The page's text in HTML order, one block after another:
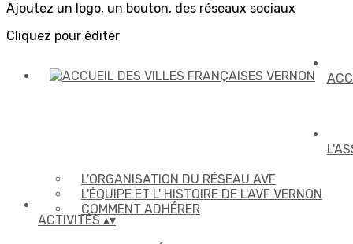
Ajoutez un logo, un bouton, des réseaux sociaux
Cliquez pour éditer
L'ORGANISATION DU RÉSEAU AVF
L'ÉQUIPE ET L' HISTOIRE DE L'AVF VERNON
COMMENT ADHÉRER
ACTIVITÉS▴▾